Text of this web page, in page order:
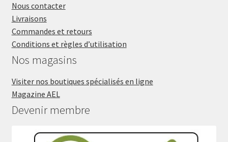
Nous contacter
Livraisons
Commandes et retours
Conditions et règles d’utilisation
Nos magasins
Visiter nos boutiques spécialisés en ligne
Magazine AEL
Devenir membre